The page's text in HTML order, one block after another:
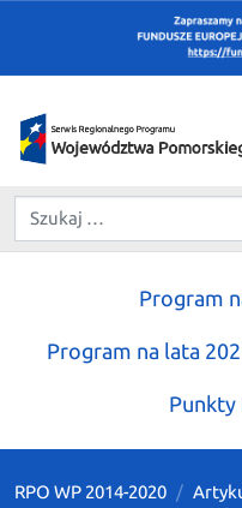
Program
Program na lata
RPO WP 2014-2020